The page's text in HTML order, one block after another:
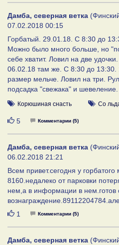
Дамба, северная ветка
07.02.2018 00:15
Горбатый. 29.01.18. С 8:30 до
Можно было много больше, но
себе хватит. Ловил на две удочки.
06.02.18 там же. С 8:30 до 13:30.
размер мельче. Ловил на три.
подсадка "свежака" и шевеление.
Корюшиная снасть Со
Нравится
5 Комментарии (5)
Дамба, северная ветка
06.02.2018 21:21
Всем привет.сегодня у
8160.недалеко от парковки
нем,а в информации в нем.готов
Нравится
1 Комментарии (5)
Дамба, северная ветка